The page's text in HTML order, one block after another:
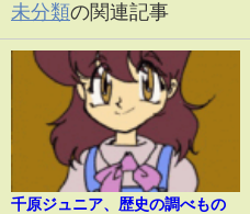
未分類の関連記事
千原ジュニア、歴史の調べもの